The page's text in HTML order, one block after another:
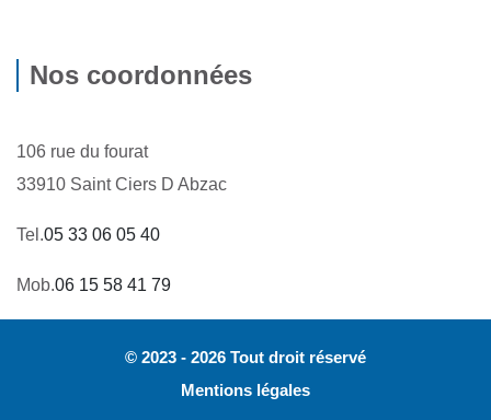
Nos coordonnées
106 rue du fourat
33910 Saint Ciers D Abzac
Tel.05 33 06 05 40
Mob.06 15 58 41 79
© 2023 - 2026 Tout droit réservé
Mentions légales